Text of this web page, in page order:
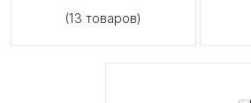
(13 товаров)